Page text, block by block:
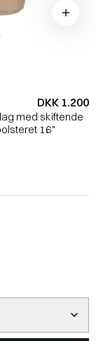
DKK 1.200
med skiftende
16"